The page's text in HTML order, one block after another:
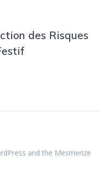
des Risques
and the Mesmerize